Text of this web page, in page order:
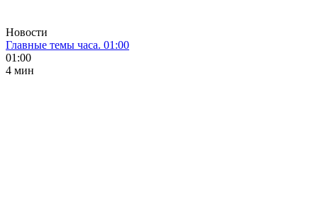
Новости
Главные темы часа. 01:00
01:00
4 мин